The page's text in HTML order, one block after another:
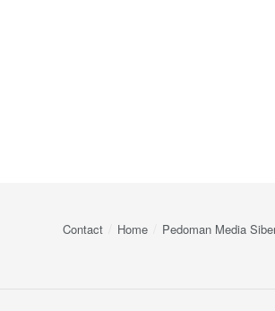
Contact Home Pedoman Media